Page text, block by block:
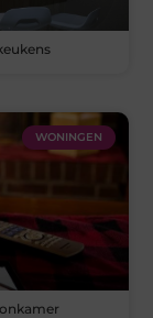
WONINGEN